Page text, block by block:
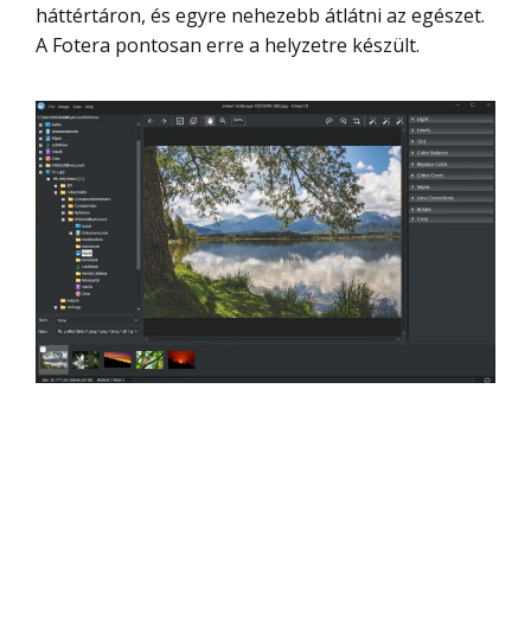
háttértáron, és egyre nehezebb átlátni az egészet.
A Fotera pontosan erre a helyzetre készült.